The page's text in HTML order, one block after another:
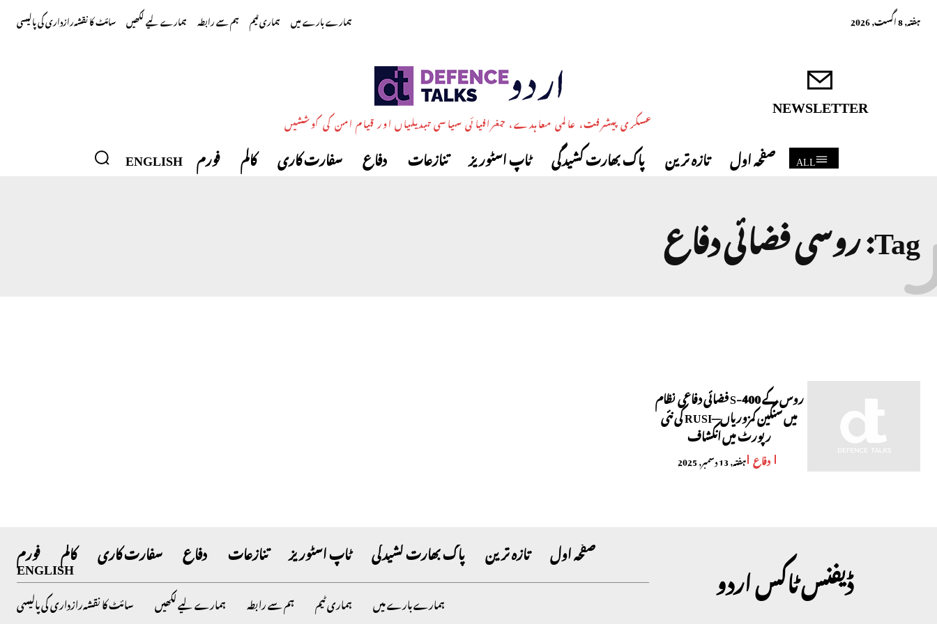
ہفتہ, 8 اگست, 2026 ہمارے بارے میں ہماری ٹیم ہم سے رابطہ ہمارے لیے لکھیں سائٹ کا نقشہرازداری کی پالیسی
NEWSLETTER
عسکری پیشرفت، عالمی معاہدے، جغرافیائی سیاسی تبدیلیاں اور قیام امن کی کوششیں
ALL صفحہ اول تازہ ترین پاک بھارت کشیدگی ٹاپ اسٹوریز تنازعات دفاع سفارت کاری کالم فورم ENGLISH
Tag:روسی فضائی دفاع
روس کے S-400 فضائی دفاعی نظام
میں سنگین کمزوریاں—RUSI کی نئی
رپورٹ میں انکشاف
دفاع ہفتہ, 13 دسمبر, 2025
ڈیفنس ٹاکس اردو
صفحہ اول تازہ ترین پاک بھارت کشیدگی ٹاپ اسٹوریز تنازعات دفاع سفارت کاری کالم فورم
ENGLISH
ہمارے بارے میں ہماری ٹیم ہم سے رابطہ ہمارے لیے لکھیں سائٹ کا نقشہرازداری کی پالیسی